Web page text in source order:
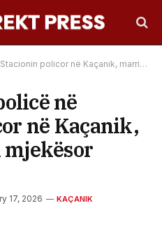
policor në Kaçanik, marrin trajtim mjekësor
në
në Kaçanik,
17, 2026 KAÇANIK